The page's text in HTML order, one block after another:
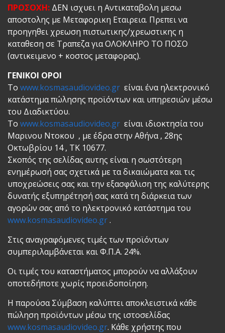
ΠΡΟΣΟΧΗ: ΔΕΝ ισχυει η Αντικαταβολη μεσω
αποστολης με Μεταφορικη Εταιρεια. Πρεπει να
προηγηθει χρεωση πιστωτικης/χρεωστικης η
καταθεση σε Τραπεζα για ΟΛΟΚΛΗΡΟ ΤΟ ΠΟΣΟ
(αντικειμενο + κοστος μεταφορας).
ΓΕΝΙΚΟΙ ΟΡΟΙ
Το www.kosmasaudiovideo.gr είναι ένα ηλεκτρονικό
κατάστημα πώλησης προϊόντων και υπηρεσιών μέσω
του Διαδικτύου.
Το www.kosmasaudiovideo.gr είναι ιδιοκτησία του
Μαρινου Ντοκου , με έδρα στην Αθήνα , 28ης
Οκτωβρίου 14 , ΤΚ 10677.
Σκοπός της σελίδας αυτης είναι η σωστότερη
ενημέρωσή σας σχετικά με τα δικαιώματα και τις
υποχρεώσεις σας και την εξασφάλιση της καλύτερης
δυνατής εξυπηρέτησή σας κατά τη διάρκεια των
αγορών σας από το ηλεκτρονικό κατάστημα του
www.kosmasaudiovideo.gr.
Στις αναγραφόμενες τιμές των προϊόντων
συμπεριλαμβάνεται και Φ.Π.Α. 24%.
Οι τιμές του καταστήματος μπορούν να αλλάξουν
οποτεδήποτε χωρίς προειδοποίηση.
Η παρούσα Σύμβαση καλύπτει αποκλειστικά κάθε
πώληση προϊόντων μέσω της ιστοσελίδας
www.kosmasaudiovideo.gr. Κάθε χρήστης που